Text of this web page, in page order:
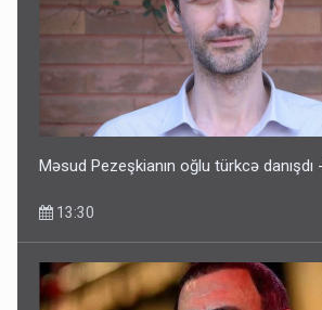
Məsud Pezeşkianın oğlu türkcə danışdı
13:30